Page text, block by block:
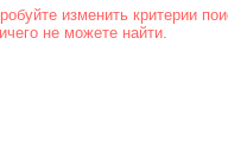
изменить критерии
не можете найти.